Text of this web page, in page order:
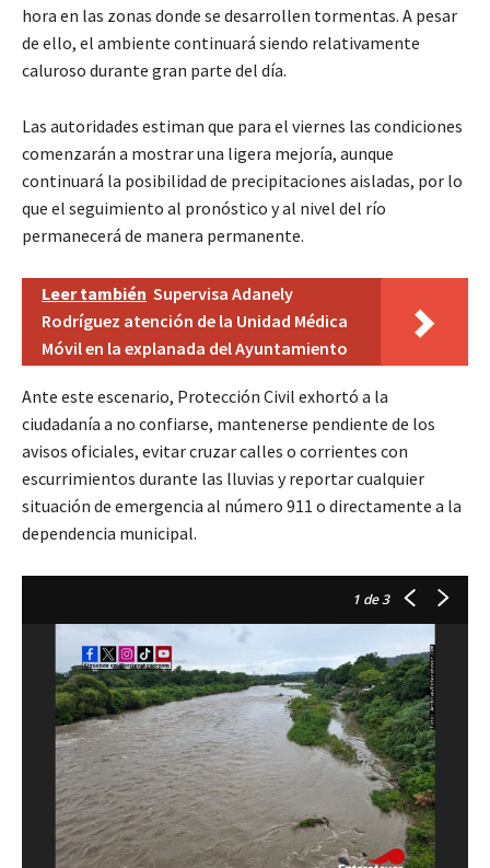
hora en las zonas donde se desarrollen tormentas. A pesar
de ello, el ambiente continuará siendo relativamente
caluroso durante gran parte del día.
Las autoridades estiman que para el viernes las condiciones
comenzarán a mostrar una ligera mejoría, aunque
continuará la posibilidad de precipitaciones aisladas, por lo
que el seguimiento al pronóstico y al nivel del río
permanecerá de manera permanente.
Leer también Supervisa Adanely
Rodríguez atención de la Unidad Médica
Móvil en la explanada del Ayuntamiento
Ante este escenario, Protección Civil exhortó a la
ciudadanía a no confiarse, mantenerse pendiente de los
avisos oficiales, evitar cruzar calles o corrientes con
escurrimientos durante las lluvias y reportar cualquier
situación de emergencia al número 911 o directamente a la
dependencia municipal.
1 de 3